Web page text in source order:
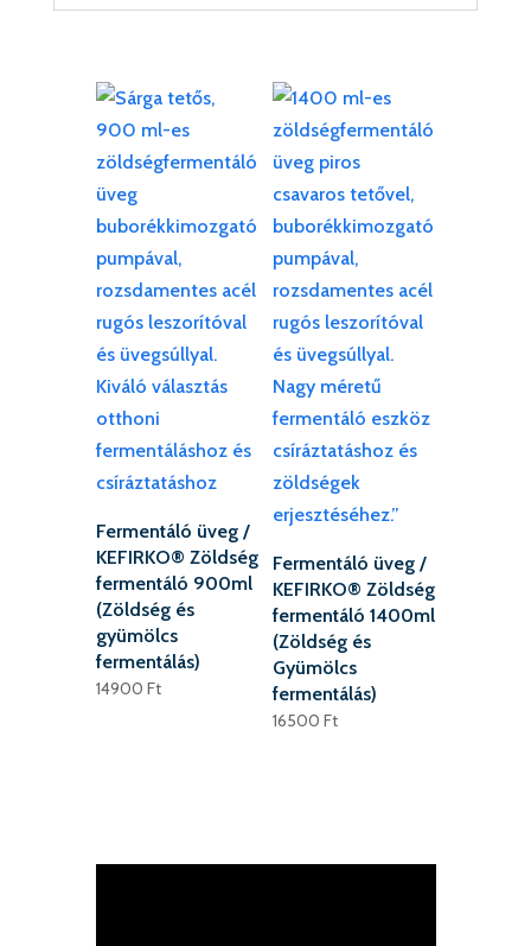
Fermentáló üveg /
KEFIRKO® Zöldség
fermentáló 900ml
(Zöldség és
gyümölcs
fermentálás)
14900 Ft
Fermentáló üveg /
KEFIRKO® Zöldség
fermentáló 1400ml
(Zöldség és
Gyümölcs
fermentálás)
16500 Ft